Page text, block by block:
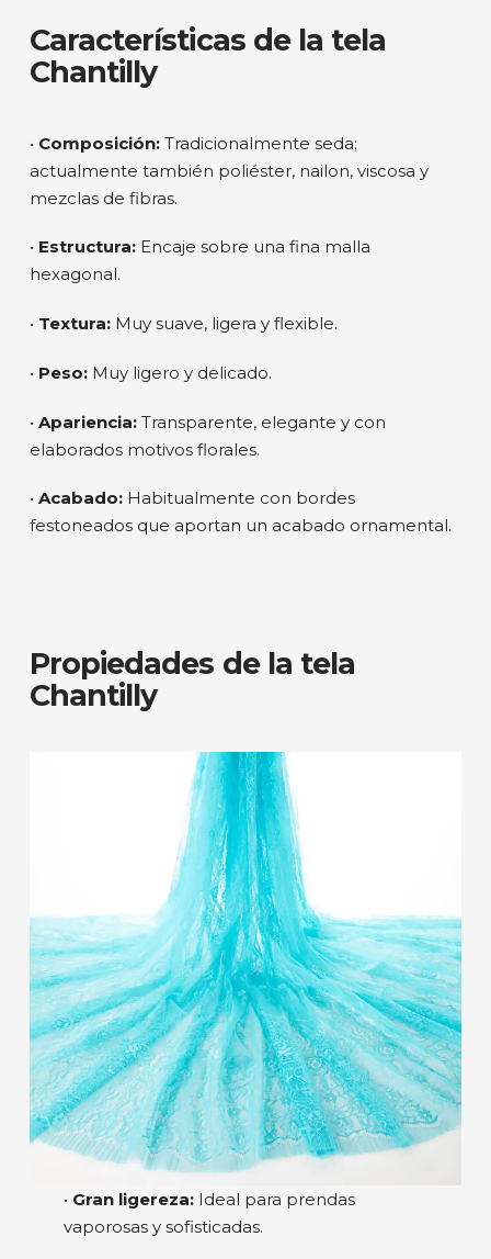
Características de la tela
Chantilly
• Composición:Tradicionalmente seda;
actualmente también poliéster, nailon, viscosa y
mezclas de fibras.
• Estructura:Encaje sobre una fina malla
hexagonal.
• Textura:Muy suave, ligera y flexible.
• Peso:Muy ligero y delicado.
• Apariencia:Transparente, elegante y con
elaborados motivos florales.
• Acabado:Habitualmente con bordes
festoneados que aportan un acabado ornamental.
Propiedades de la tela
Chantilly
• Gran ligereza: Ideal para prendas
vaporosas y sofisticadas.